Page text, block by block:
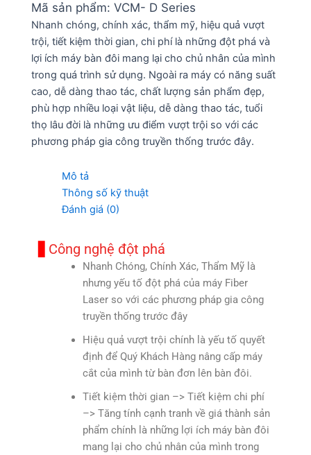
Mã sản phẩm: VCM- D Series
Nhanh chóng, chính xác, thẩm mỹ, hiệu quả vượt
trội, tiết kiệm thời gian, chi phí là những đột phá và
lợi ích máy bàn đôi mang lại cho chủ nhân của mình
trong quá trình sử dụng. Ngoài ra máy có năng suất
cao, dễ dàng thao tác, chất lượng sản phẩm đẹp,
phù hợp nhiều loại vật liệu, dễ dàng thao tác, tuổi
thọ lâu đời là những ưu điểm vượt trội so với các
phương pháp gia công truyền thống trước đây.
Mô tả
Thông số kỹ thuật
Đánh giá (0)
Công nghệ đột phá
Nhanh Chóng, Chính Xác, Thẩm Mỹ là
nhưng yếu tố đột phá của máy Fiber
Laser so với các phương pháp gia công
truyền thống trước đây
Hiệu quả vượt trội chính là yếu tố quyết
định để Quý Khách Hàng nâng cấp máy
cắt của mình từ bàn đơn lên bàn đôi.
Tiết kiệm thời gian –> Tiết kiệm chi phí
–> Tăng tính cạnh tranh về giá thành sản
phẩm chính là những lợi ích máy bàn đôi
mang lại cho chủ nhân của mình trong